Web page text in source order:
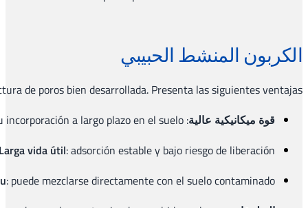
Elaborado a partir de carbón de alta calidad, suele